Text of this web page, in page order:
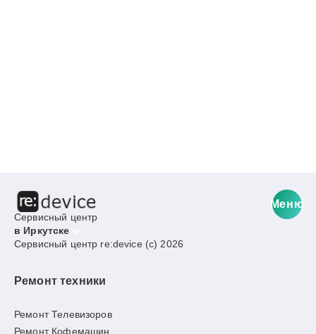
Сервисный центр
в Иркутске
Меню
Сервисный центр re:device (c) 2026
Ремонт техники
Ремонт Телевизоров
Ремонт Кофемашин